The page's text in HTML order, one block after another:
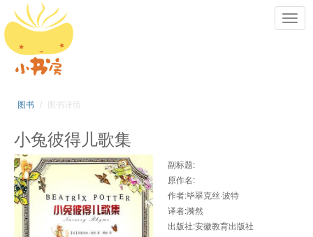
图书 图书详情
小兔彼得儿歌集
副标题:
原作名:
作者:毕翠克丝·波特
译者:漪然
出版社:安徽教育出版社